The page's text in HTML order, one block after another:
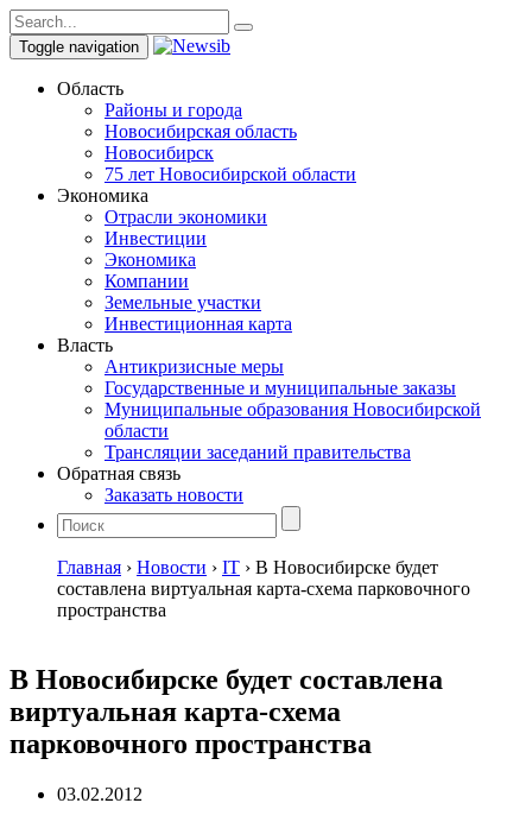
Toggle navigation
Область
Районы и города
Новосибирская область
Новосибирск
75 лет Новосибирской области
Экономика
Отрасли экономики
Инвестиции
Экономика
Компании
Земельные участки
Инвестиционная карта
Власть
Антикризисные меры
Государственные и муниципальные заказы
Муниципальные образования Новосибирской
области
Трансляции заседаний правительства
Обратная связь
Заказать новости
Главная › Новости › IT › В Новосибирске будет
составлена виртуальная карта-схема парковочного
пространства
В Новосибирске будет составлена
виртуальная карта-схема
парковочного пространства
03.02.2012